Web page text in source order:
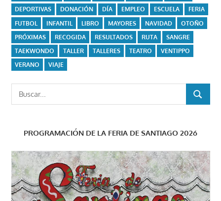
DEPORTIVAS
DONACIÓN DÍA EMPLEO ESCUELA
FERIA
FUTBOL
INFANTIL LIBRO MAYORES NAVIDAD
OTOÑO
PRÓXIMAS
RECOGIDA RESULTADOS RUTA
SANGRE
TAEKWONDO
TALLER TALLERES TEATRO
VENTIPPO
VERANO
VIAJE
Buscar:
BUSCAR
PROGRAMACIÓN DE LA FERIA DE SANTIAGO 2026